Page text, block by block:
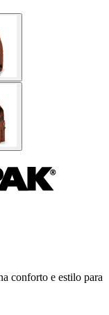
conforto e estilo para